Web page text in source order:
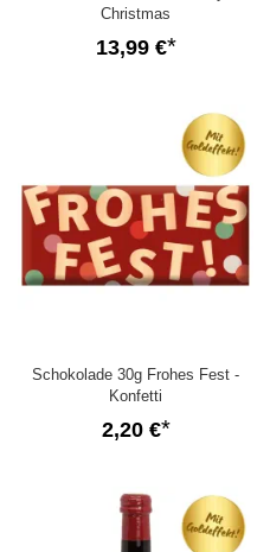
Christmas
13,99 €
Schokolade 30g Frohes Fest -
Konfetti
2,20 €